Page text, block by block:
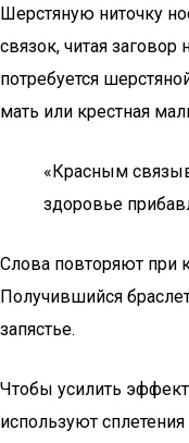
Шерстяную ниточку
связок, читая
потребуется
мать или крестная
«Красным
здоровье
Слова повторяют при
Получившийся
запястье.
Чтобы усилить
используют